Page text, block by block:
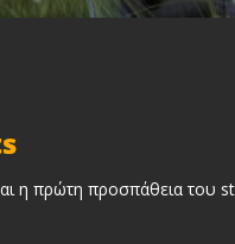
πρώτη προσπάθεια του